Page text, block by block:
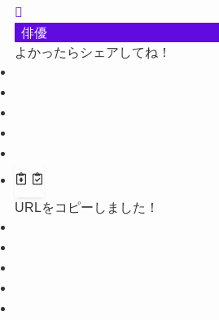
俳優
よかったらシェアしてね！
URLをコピーしました！